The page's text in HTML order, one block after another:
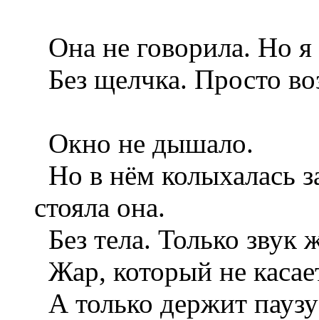
Она не говорила. Но
Без щелчка. Просто
Окно не дышало.
Но в нём колыхалась
стояла она.
Без тела. Только звук
Жар, который не
А только держит